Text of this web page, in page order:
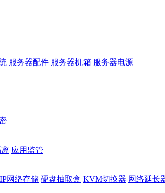
服务器配件 服务器机箱 服务器电源
应用监管
IP网络存储 硬盘抽取盒 KVM切换器 网络延长